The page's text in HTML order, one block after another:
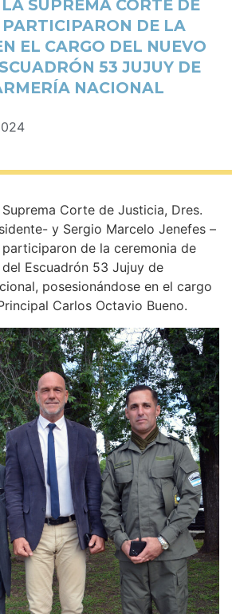
SUPREMA CORTE DE
DE LA
EL CARGO DEL NUEVO
53 JUJUY DE
NACIONAL
Corte de Justicia, Dres.
y Sergio Marcelo Jenefes –
de la ceremonia de
Escuadrón 53 Jujuy de
posesionándose en el cargo
Carlos Octavio Bueno.